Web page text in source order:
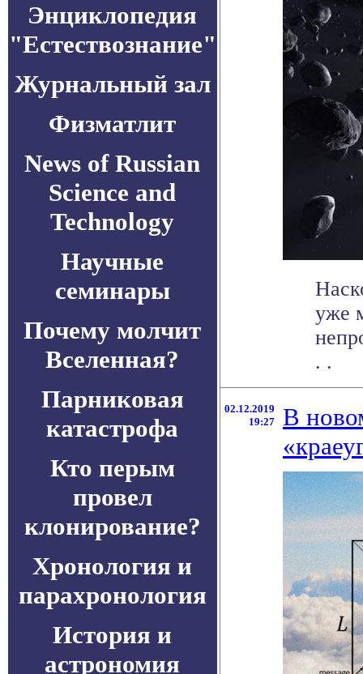
Энциклопедия
"Естествознание"
Журнальный зал
Физматлит
News of Russian
Science and
Technology
Научные
семинары
Почему молчит
Вселенная?
Парниковая
катастрофа
Кто перым
провел
клонирование?
Хронология и
парахронология
История и
астрономия
уже
. .
02.12.2019
19:27
В